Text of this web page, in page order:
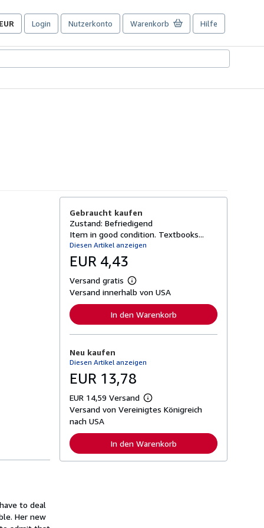
EUR
Login Nutzerkonto Warenkorb Hilfe
to deal
Her new
Gebraucht kaufen
Zustand: Befriedigend
Item in good condition. Textbooks...
Diesen Artikel anzeigen
EUR 4,43
Versand gratis
W
e
e
e
f
o
r
a
t
n
e
n
z
Versand innerhalb von USA
In den Warenkorb
Neu kaufen
Diesen Artikel anzeigen
EUR 13,78
EUR 14,59 Versand
W
e
r
e
I
Versand von Vereinigtes Königreich
nach USA
In den Warenkorb